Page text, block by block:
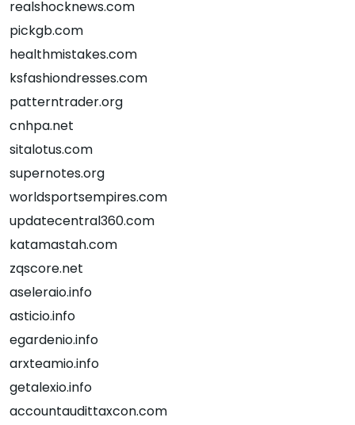
realshocknews.com
pickgb.com
healthmistakes.com
ksfashiondresses.com
patterntrader.org
cnhpa.net
sitalotus.com
supernotes.org
worldsportsempires.com
updatecentral360.com
katamastah.com
zqscore.net
aseleraio.info
asticio.info
egardenio.info
arxteamio.info
getalexio.info
accountaudittaxcon.com